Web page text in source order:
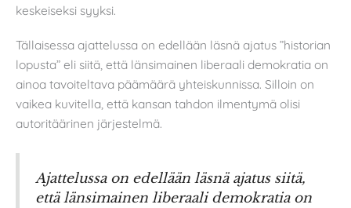
keskeiseksi syyksi.
Tällaisessa ajattelussa on edellään läsnä ajatus ”historian
lopusta” eli siitä, että länsimainen liberaali demokratia on
ainoa tavoiteltava päämäärä yhteiskunnissa. Silloin on
vaikea kuvitella, että kansan tahdon ilmentymä olisi
autoritäärinen järjestelmä.
Ajattelussa on edellään läsnä ajatus siitä,
että länsimainen liberaali demokratia on